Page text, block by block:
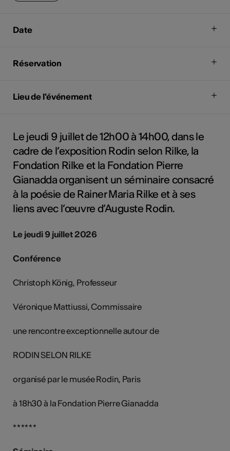
Date
Réservation
Lieu de l'événement
Le jeudi 9 juillet de 12h00 à 14h00, dans le
cadre de l’exposition Rodin selon Rilke, la
Fondation Rilke et la Fondation Pierre
Gianadda organisent un séminaire consacré
à la poésie de Rainer Maria Rilke et à ses
liens avec l’œuvre d’Auguste Rodin.
Le jeudi 9 juillet 2026
Conférence
Christoph König, Professeur
Véronique Mattiussi, Commissaire
une rencontre exceptionnelle autour de
RODIN SELON RILKE
organisé par le musée Rodin, Paris
à 18h30 à la Fondation Pierre Gianadda
* * * * * *